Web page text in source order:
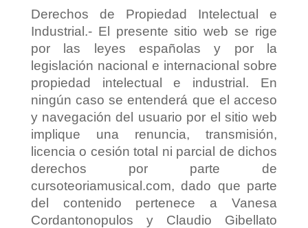
Derechos de Propiedad Intelectual e
Industrial.- El presente sitio web se rige
por las leyes españolas y por la
legislación nacional e internacional sobre
propiedad intelectual e industrial. En
ningún caso se entenderá que el acceso
y navegación del usuario por el sitio web
implique una renuncia, transmisión,
licencia o cesión total ni parcial de dichos
derechos por parte de
cursoteoriamusical.com, dado que parte
del contenido pertenece a Vanesa
Cordantonopulos y Claudio Gibellato